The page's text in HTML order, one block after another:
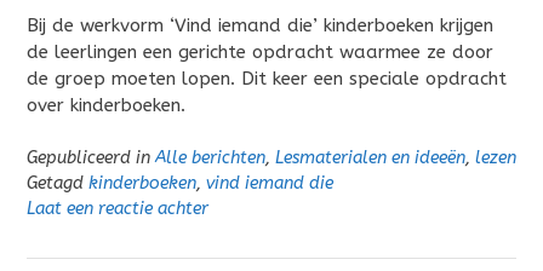
Bij de werkvorm ‘Vind iemand die’ kinderboeken krijgen
de leerlingen een gerichte opdracht waarmee ze door
de groep moeten lopen. Dit keer een speciale opdracht
over kinderboeken.
Gepubliceerd inAlle berichten, Lesmaterialen en ideeën, lezen
Getagd kinderboeken, vind iemand die
Laat een reactie achter